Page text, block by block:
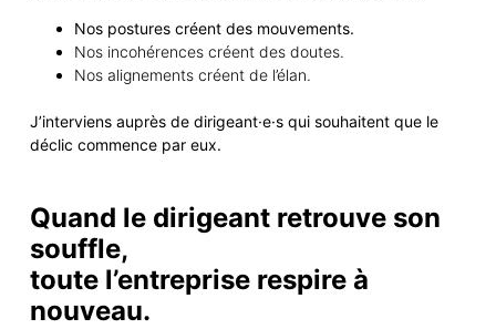
Nos postures créent des mouvements.
Nos incohérences créent des doutes.
Nos alignements créent de l’élan.
J’interviens auprès de dirigeant·e·squi souhaitent que le
déclic commence par eux.
Quand le dirigeant retrouve son
souffle,
toute l’entreprise respire à
nouveau.